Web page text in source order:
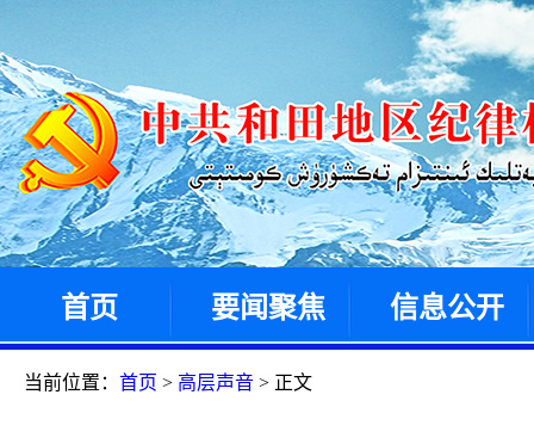
首页 要闻聚焦 信息公开
当前位置： 首页 > 高层声音 > 正文